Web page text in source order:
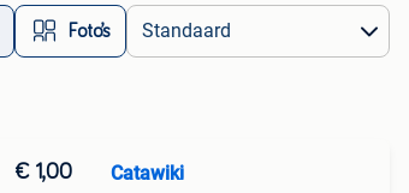
Foto’s
€ 1,00 Catawiki